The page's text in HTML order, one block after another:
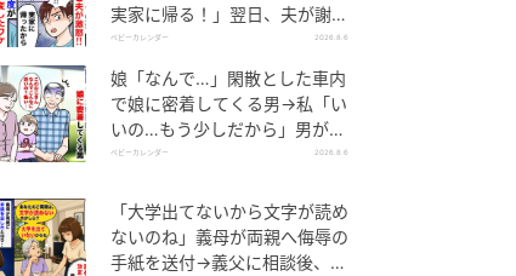
実家に帰る！」翌日、夫が謝罪
してきたワケ
ベビーカレンダー 2026.8.6
娘「なんで…」閑散とした車内
で娘に密着してくる男→私「い
いの…もう少しだから」男が血
相を変え逃げたワケ
ベビーカレンダー 2026.8.6
「大学出てないから文字が読め
ないのね」義母が両親へ侮辱の
手紙を送付→義父に相談後、訪